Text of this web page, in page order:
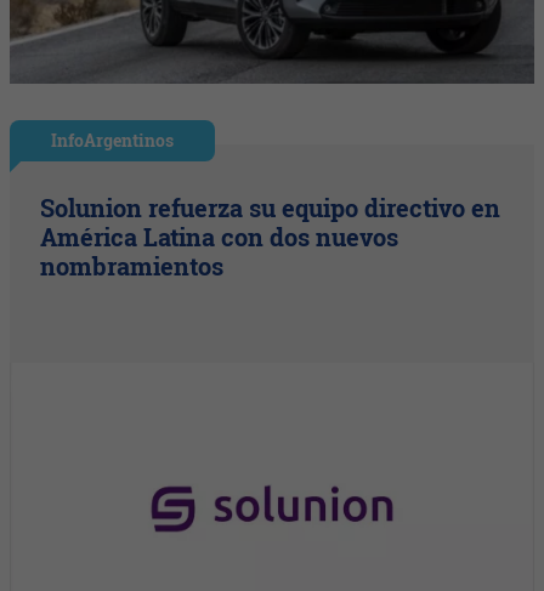
InfoArgentinos
Solunion refuerza su equipo directivo en
América Latina con dos nuevos
nombramientos